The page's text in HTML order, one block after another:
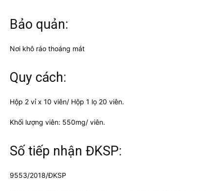
Bảo quản:
Nơi khô ráo thoáng mát
Quy cách:
Hộp 2 vỉ x 10 viên/ Hộp 1 lọ 20 viên.
Khối lượng viên: 550mg/ viên.
Số tiếp nhận ĐKSP:
9553/2018/ĐKSP